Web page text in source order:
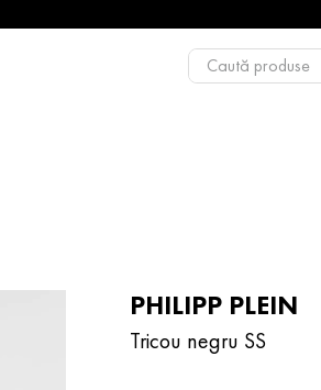
Caută produse
PHILIPP PLEIN
Tricou negru SS